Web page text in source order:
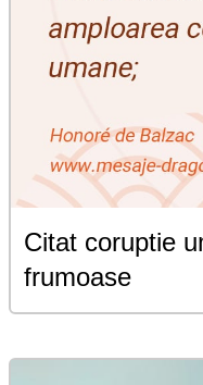
Citat coruptie
frumoase